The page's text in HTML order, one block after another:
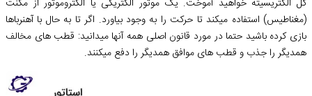
کل الکتریسیته خواهید آموخت. یک موتور الکتریکی یا الکتروموتور از مگنت
(مغناطیس) استفاده میکند تا حرکت را به وجود بیاورد. اگر تا به حال با آهنرباها
بازی کرده باشید حتما در مورد قانون اصلی همه آنها میدانید: قطب های مخالف
همدیگر را جذب و قطب های موافق همدیگر را دفع میکنند.